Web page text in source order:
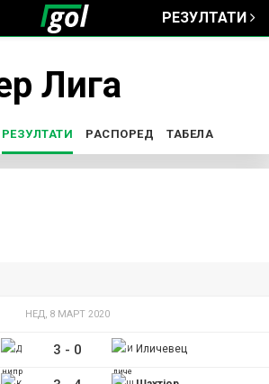
РЕЗУЛТАТИ
Лига
РЕЗУЛТАТИ (ACTIVE TAB)
РАСПОРЕД ТАБЕЛА
НЕД, 8 МАРТ 2020
3 - 0 Иличевец